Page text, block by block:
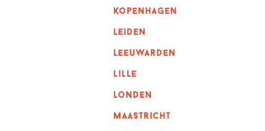
kopenhagen
leiden
leeuwarden
lille
londen
maastricht